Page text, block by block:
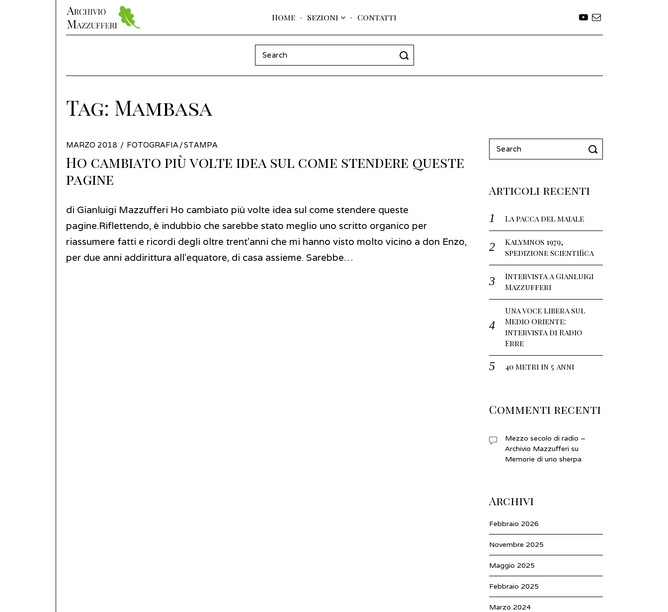
Home Sezioni Contatti
Search
for:
Tag: Mambasa
POSTED
ON
MARZO 2018 LUGLIO
2025
FOTOGRAFIA/STAMPA
Ho cambiato più volte idea sul come stendere queste
pagine
di Gianluigi Mazzufferi Ho cambiato più volte idea sul come stendere queste
pagine.Riflettendo, è indubbio che sarebbe stato meglio uno scritto organico per
riassumere fatti e ricordi degli oltre trent’anni che mi hanno visto molto vicino a don Enzo,
per due anni addirittura all’equatore, di casa assieme. Sarebbe…
Search
for:
Articoli recenti
La pacca del maiale
Kalymnos 1979,
spedizione scientifica
Intervista a Gianluigi
Mazzufferi
Una voce libera sul
Medio Oriente:
intervista di Radio
Erre
40 metri in 5 anni
Commenti recenti
Mezzo secolo di radio –
Archivio Mazzufferi su
Memorie di uno sherpa
Archivi
Febbraio 2026
Novembre 2025
Maggio 2025
Febbraio 2025
Marzo 2024